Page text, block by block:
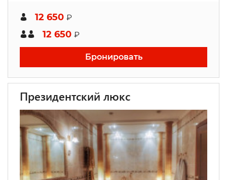
12 650 ₽
12 650 ₽
Бронировать
Президентский люкс